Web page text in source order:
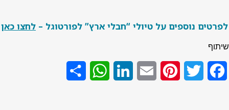
נוספים על טיולי “חבלי ארץ” לפורטוגל – לחצו כאן
Facebook
Twitter
Pinterest
Email
LinkedIn
WhatsApp
Share